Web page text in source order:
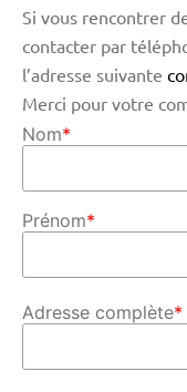
Si vous rencontrer
contacter par
l’adresse suivante
Merci pour votre
Nom*
Prénom*
Adresse complète*